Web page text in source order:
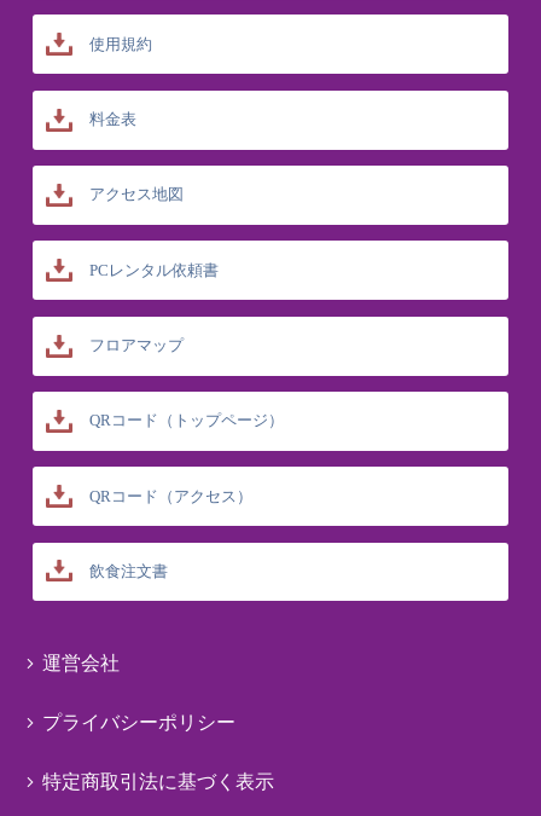
使用規約
料金表
アクセス地図
PCレンタル依頼書
フロアマップ
QRコード（トップページ）
QRコード（アクセス）
飲食注文書
運営会社
プライバシーポリシー
特定商取引法に基づく表示